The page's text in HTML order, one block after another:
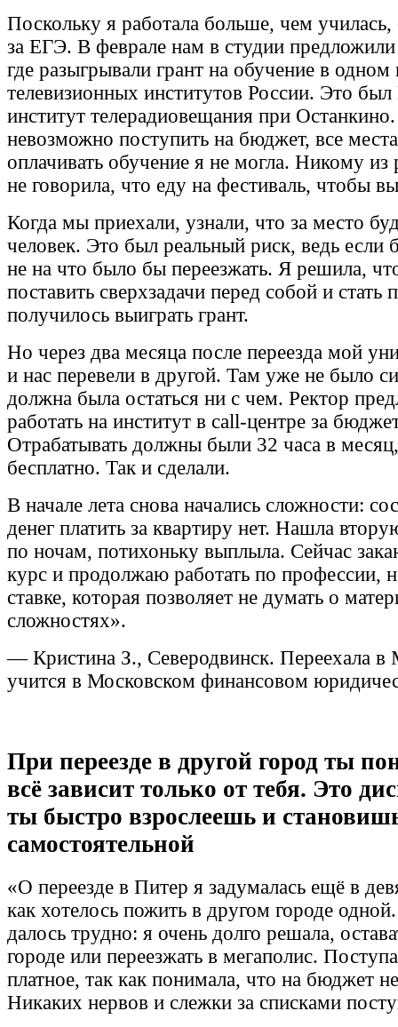
Поскольку я работала больше, чем училась,
за ЕГЭ. В феврале нам в студии
где разыгрывали грант на обучение в
телевизионных институтов России. Это
институт телерадиовещания при
невозможно поступить на бюджет, все
оплачивать обучение я не могла. Никому
не говорила, что еду на фестиваль, чтобы
Когда мы приехали, узнали, что за место
человек. Это был реальный риск, ведь если
не на что было бы переезжать. Я решила,
поставить сверхзадачи перед собой и
получилось выиграть грант.
Но через два месяца после переезда мой
и нас перевели в другой. Там уже не было
должна была остаться ни с чем. Ректор
работать на институт в call-центре за
Отрабатывать должны были 32 часа в
бесплатно. Так и сделали.
В начале лета снова начались сложности:
денег платить за квартиру нет. Нашла
по ночам, потихоньку выплыла. Сейчас
курс и продолжаю работать по профессии,
ставке, которая позволяет не думать о
сложностях».
— Кристина З., Северодвинск. Переехала в
учится в Московском финансовом
При переезде в другой город ты
всё зависит только от тебя. Это
ты быстро взрослеешь и
самостоятельной
«О переезде в Питер я задумалась ещё в
как хотелось пожить в другом городе
далось трудно: я очень долго решала,
городе или переезжать в мегаполис.
платное, так как понимала, что на бюджет
Никаких нервов и слежки за списками